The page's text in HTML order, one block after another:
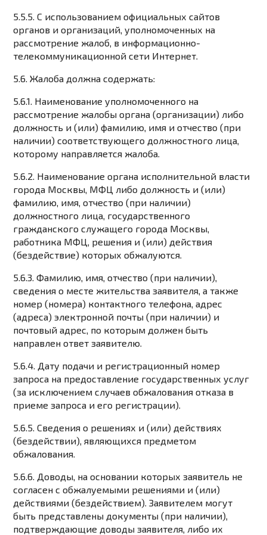
5.5.5. С использованием официальных сайтов
органов и организаций, уполномоченных на
рассмотрение жалоб, в информационно-
телекоммуникационной сети Интернет.
5.6. Жалоба должна содержать:
5.6.1. Наименование уполномоченного на
рассмотрение жалобы органа (организации) либо
должность и (или) фамилию, имя и отчество (при
наличии) соответствующего должностного лица,
которому направляется жалоба.
5.6.2. Наименование органа исполнительной власти
города Москвы, МФЦ либо должность и (или)
фамилию, имя, отчество (при наличии)
должностного лица, государственного
гражданского служащего города Москвы,
работника МФЦ, решения и (или) действия
(бездействие) которых обжалуются.
5.6.3. Фамилию, имя, отчество (при наличии),
сведения о месте жительства заявителя, а также
номер (номера) контактного телефона, адрес
(адреса) электронной почты (при наличии) и
почтовый адрес, по которым должен быть
направлен ответ заявителю.
5.6.4. Дату подачи и регистрационный номер
запроса на предоставление государственных услуг
(за исключением случаев обжалования отказа в
приеме запроса и его регистрации).
5.6.5. Сведения о решениях и (или) действиях
(бездействии), являющихся предметом
обжалования.
5.6.6. Доводы, на основании которых заявитель не
согласен с обжалуемыми решениями и (или)
действиями (бездействием). Заявителем могут
быть представлены документы (при наличии),
подтверждающие доводы заявителя, либо их